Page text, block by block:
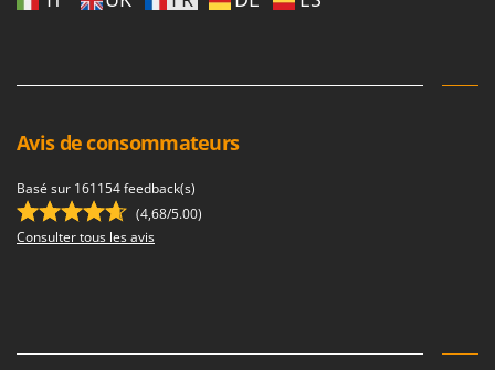
V
Vesco
Volpi
WIDU
Avis de consommateurs
Basé sur 161154 feedback(s)
(4,68/5.00)
Consulter tous les avis